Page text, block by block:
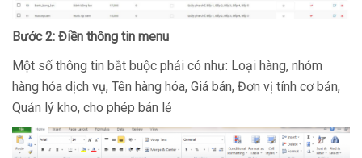
Bước 2: Điền thông tin menu
Một số thông tin bắt buộc phải có như: Loại hàng, nhóm
hàng hóa dịch vụ, Tên hàng hóa, Giá bán, Đơn vị tính cơ bản,
Quản lý kho, cho phép bán lẻ